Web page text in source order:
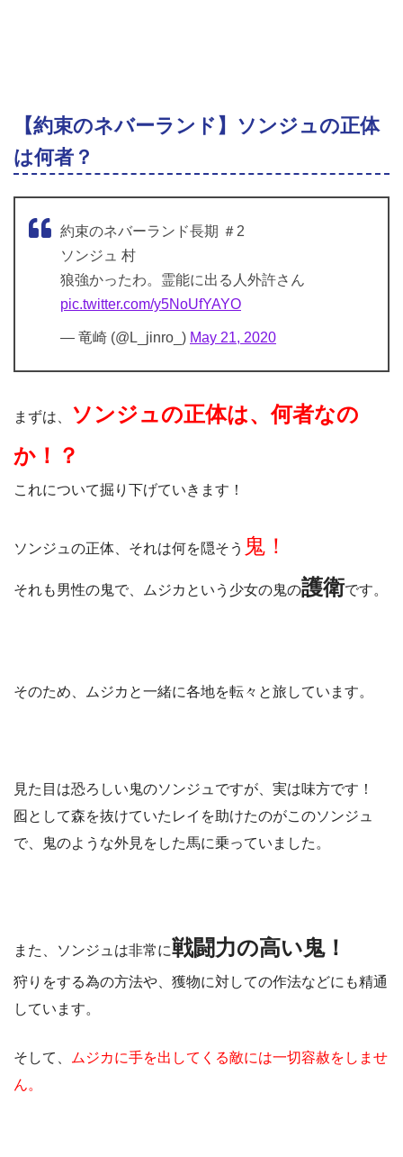
【約束のネバーランド】ソンジュの正体
は何者？
約束のネバーランド長期 ＃2
ソンジュ 村
狼強かったわ。霊能に出る人外許さん
pic.twitter.com/y5NoUfYAYO
— 竜崎 (@L_jinro_) May 21, 2020
まずは、
ソンジュの正体は、何者なの
か！？
これについて掘り下げていきます！
ソンジュの正体、それは何を隠そう 鬼！
それも男性の鬼で、ムジカという少女の鬼の護衛です。
そのため、ムジカと一緒に各地を転々と旅しています。
見た目は恐ろしい鬼のソンジュですが、実は味方です！
囮として森を抜けていたレイを助けたのがこのソンジュ
で、鬼のような外見をした馬に乗っていました。
また、ソンジュは非常に戦闘力の高い鬼！
狩りをする為の方法や、獲物に対しての作法などにも精通
しています。
そして、
ムジカに手を出してくる敵には一切容赦をしませ
ん。